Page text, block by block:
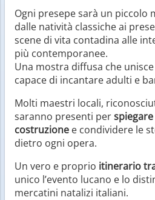
Ogni presepe sarà un piccolo
dalle natività classiche ai
scene di vita contadina alle
più contemporanee.
Una mostra diffusa che
capace di incantare adulti e
Molti maestri locali,
saranno presenti per
costruzione e condividere le
dietro ogni opera.
Un vero e proprio itinerario
unico l’evento lucano e lo
mercatini natalizi italiani.